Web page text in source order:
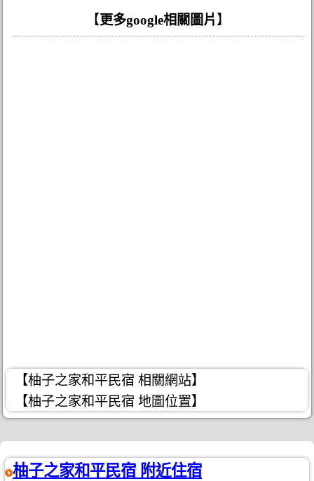
【更多google相關圖片 】
【柚子之家和平民宿 相關網站】
【柚子之家和平民宿 地圖位置】
柚子之家和平民宿 附近住宿